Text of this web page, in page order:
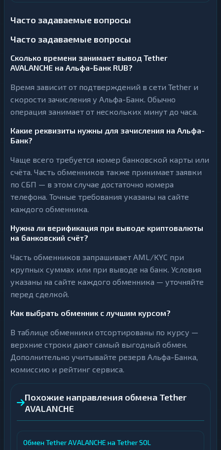
Часто задаваемые вопросы
Часто задаваемые вопросы
Сколько времени занимает вывод Tether
AVALANCHE на Альфа-Банк RUB?
Время зависит от подтверждений в сети Tether и
скорости зачисления у Альфа-Банк. Обычно
операция занимает от нескольких минут до часа.
Какие реквизиты нужны для зачисления на Альфа-
Банк?
Чаще всего требуется номер банковской карты или
счёта. Часть обменников также принимает заявки
по СБП — в этом случае достаточно номера
телефона. Точные требования указаны на сайте
каждого обменника.
Нужна ли верификация при выводе криптовалюты
на банковский счёт?
Часть обменников запрашивает AML/KYC при
крупных суммах или при выводе на банк. Условия
указаны на сайте каждого обменника — уточняйте
перед сделкой.
Как выбрать обменник с лучшим курсом?
В таблице обменники отсортированы по курсу —
верхние строки дают самый выгодный обмен.
Дополнительно учитывайте резерв Альфа-Банка,
комиссию и рейтинг сервиса.
Похожие направления обмена Tether
AVALANCHE
Обмен Tether AVALANCHE на Tether SOL